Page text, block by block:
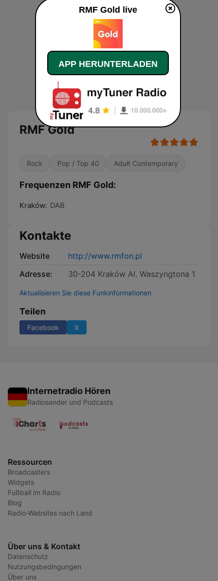
RMF Gold
Rock Pop / Top 40 Adult Contemporary
Frequenzen RMF Gold:
Kraków: DAB
Kontakte
Website
http://www.rmfon.pl
Adresse:
30-204 Kraków Al. Waszyngtona 1
Aktualisieren Sie diese Funkinformationen
Teilen
Facebook X
Internetradio Hören
Radiosender und Podcasts
Ressourcen
Broadcasters
Widgets
Fußball im Radio
Blog
Radio-Websites nach Land
Über uns & Kontakt
Datenschutz
Nutzungsbedingungen
Über uns
RMF Gold live
APP HERUNTERLADEN